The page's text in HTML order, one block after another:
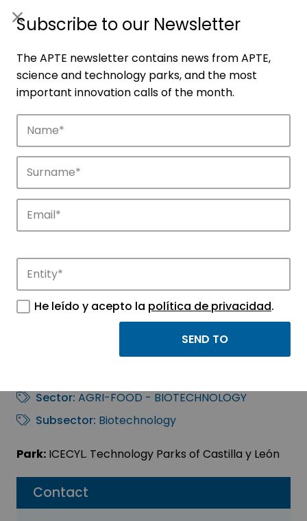
Companies
Discover the companies that drive
innovation in APTE’s parks.
Contact
INSTITUTO BIOMAR,
Sector: AGRI-FOOD - BIOTECHNOLOGY
Subsector: Biotechnology
Park: ICECYL. Technology Parks of Castilla y León
Subscribe to our Newsletter
The APTE newsletter contains news from APTE,
science and technology parks, and the most
important innovation calls of the month.
He leído y acepto la política de privacidad.